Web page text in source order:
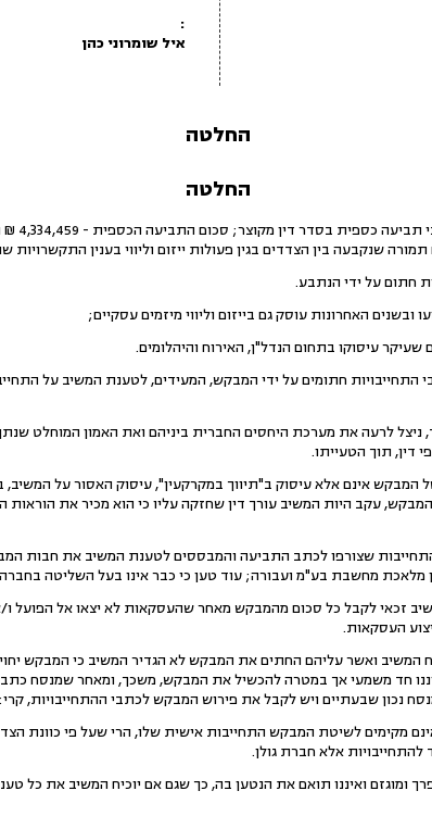
:
איל שומרוני כהן
החלטה
החלטה
שנקבעה בין הצדדים בגין פעולות ייזום וליווי בענין התקשרויות
חתום על ידי הנתבע.
האחרונות עוסק גם בייזום וליווי מיזמים עסקיים;
עיסוקו בתחום הנדל"ן, האירוח והיהלומים.
התחייבויות חתומים על ידי המבקש, המעידים, לטענת המשיב על
לרעה את מערכת היחסים החברית ביניהם ואת האמון המוחלט
דין, תוך הטעייתו.
המבקש אינם אלא עיסוק ב"תיווך במקרקעין", עיסוק האסור על המשיב,
עקב היות המשיב עורך דין שחזקה עליו כי הוא מכיר את הוראות
שצורפו לכתב התביעה והמבססים לטענת המשיב את חבות
מלאכת מחשבת בע"מ ועבורה; עוד טען כי כבר אינו בעל השליטה
זכאי לקבל כל סכום מהמבקש מאחר שהעסקאות לא יצאו אל הפועל ו/
העסקאות.
ואשר עליהם החתים את המבקש לא הגדיר המשיב כי המבקש
חד משמעי אך במטרה להכשיל את המבקש, משכך, ומאחר שמנסח כתבי
נכון שבעתיים ויש לקבל את פירוש המבקש לכתבי ההתחייבויות,
מקימים לשיטת המבקש התחייבות אישית שלו, הרי שעל פי כוונת
אלא חברת גולן.
ומוגזם ואיננו תואם את הנטען בה, כך שגם אם יוכיח המשיב את כל